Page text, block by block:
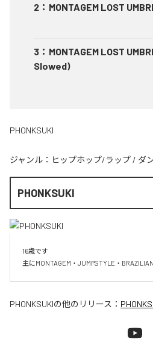
2 ： MONTAGEM LOST
3 ： MONTAGEM LOST
Slowed)
PHONKSUKI
ジャンル： ヒップホップ/ラップ / ダ
PHONKSUKI
16歳です
主にMONTAGEM・JUMPSTYLE・
PHONKSUKIの他のリリース：